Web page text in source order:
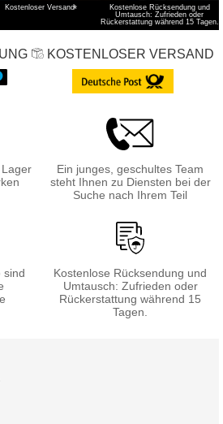
Kostenloser Versand*
Kostenlose Rücksendung und
Umtausch: Zufrieden oder
Rückerstattung während 15 Tagen.
KOSTENLOSER VERSAND
Ein junges, geschultes Team
steht Ihnen zu Diensten bei der
Suche nach Ihrem Teil
sind
Kostenlose Rücksendung und
Umtausch: Zufrieden oder
Rückerstattung während 15
Tagen.